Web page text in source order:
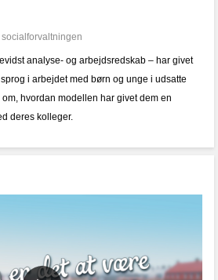
socialforvaltningen
analyse- og arbejdsredskab – har givet
i arbejdet med børn og unge i udsatte
hvordan modellen har givet dem en
deres kolleger.